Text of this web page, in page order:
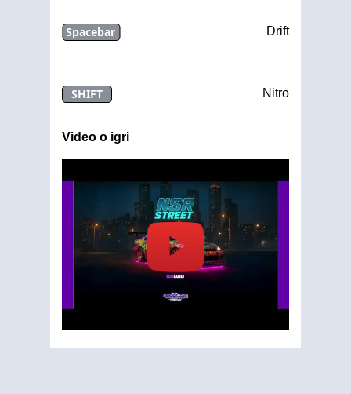
Spacebar Drift
SHIFT Nitro
Video o igri